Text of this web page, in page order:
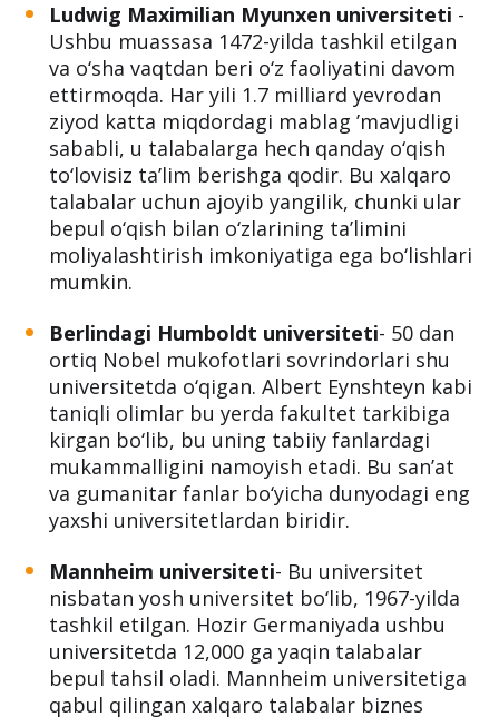
Ludwig Maximilian Myunxen universiteti -
Ushbu muassasa 1472-yilda tashkil etilgan
va o‘sha vaqtdan beri o‘z faoliyatini davom
ettirmoqda. Har yili 1.7 milliard yevrodan
ziyod katta miqdordagi mablag ’mavjudligi
sababli, u talabalarga hech qanday o‘qish
to‘lovisiz ta’lim berishga qodir. Bu xalqaro
talabalar uchun ajoyib yangilik, chunki ular
bepul o‘qish bilan o‘zlarining ta’limini
moliyalashtirish imkoniyatiga ega bo‘lishlari
mumkin.
Berlindagi Humboldt universiteti- 50 dan
ortiq Nobel mukofotlari sovrindorlari shu
universitetda o‘qigan. Albert Eynshteyn kabi
taniqli olimlar bu yerda fakultet tarkibiga
kirgan bo‘lib, bu uning tabiiy fanlardagi
mukammalligini namoyish etadi. Bu san’at
va gumanitar fanlar bo‘yicha dunyodagi eng
yaxshi universitetlardan biridir.
Mannheim universiteti- Bu universitet
nisbatan yosh universitet bo‘lib, 1967-yilda
tashkil etilgan. Hozir Germaniyada ushbu
universitetda 12,000 ga yaqin talabalar
bepul tahsil oladi. Mannheim universitetiga
qabul qilingan xalqaro talabalar biznes